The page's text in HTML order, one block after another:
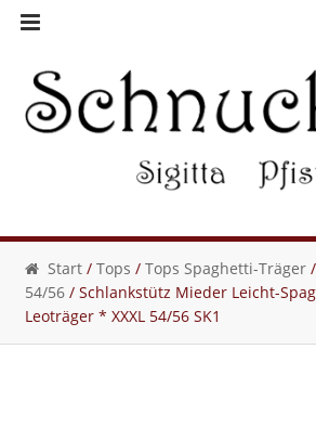
Skip
navigation
Skip
content
Start /Tops /Tops Spaghetti-Träger
54/56/ Schlankstütz Mieder Leicht-
Leoträger * XXXL 54/56 SK1